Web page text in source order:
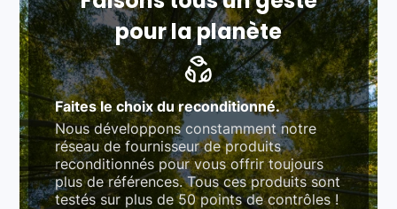
pour la planète
Faites le choix du reconditionné.
Nous développons constamment notre
réseau de fournisseur de produits
reconditionnés pour vous offrir toujours
plus de références. Tous ces produits sont
testés sur plus de 50 points de contrôles !